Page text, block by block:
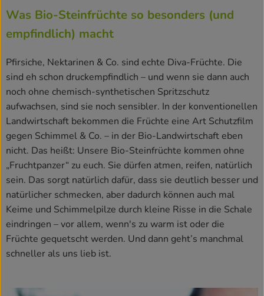
Was Bio-Steinfrüchte so besonders (und
empfindlich) macht
Pfirsiche, Nektarinen & Co. sind echte Diva-Früchte. Die
sind eh schon druckempfindlich – und wenn sie dann auch
noch ohne chemisch-synthetischen Spritzschutz
aufwachsen, sind sie noch sensibler. In der konventionellen
Landwirtschaft bekommen die Früchte eine Art Schutzfilm
gegen Schimmel & Co. – in der Bio-Landwirtschaft eben
nicht. Das heißt: Unsere Bio-Steinfrüchte kommen ohne
„Fruchtpanzer“ zu euch. Sie dürfen atmen, reifen, natürlich
sein. Das sorgt natürlich dafür, dass sie deutlich besser und
natürlicher schmecken, aber dadurch können auch mal
Keime und Schimmelpilze durch kleine Risse in die Schale
eindringen – vor allem, wenn's zu warm ist oder die
Früchte gequetscht werden. Und dann geht’s manchmal
schneller als uns lieb ist.